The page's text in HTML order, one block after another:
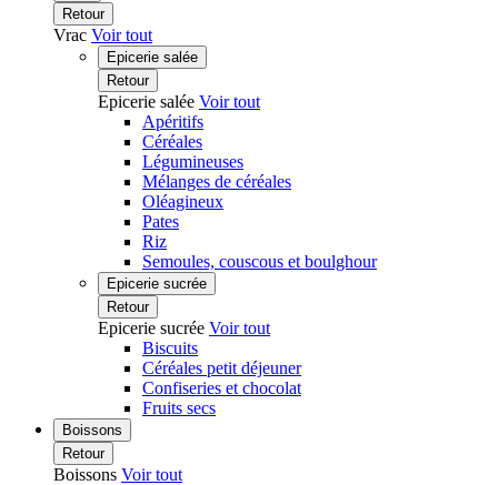
Retour
Vrac Voir tout
Epicerie salée
Retour
Epicerie salée Voir tout
Apéritifs
Céréales
Légumineuses
Mélanges de céréales
Oléagineux
Pates
Riz
Semoules, couscous et boulghour
Epicerie sucrée
Retour
Epicerie sucrée Voir tout
Biscuits
Céréales petit déjeuner
Confiseries et chocolat
Fruits secs
Boissons
Retour
Boissons Voir tout